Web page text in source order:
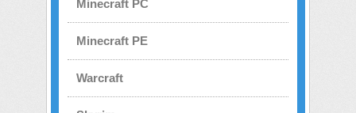
Minecraft PC
Minecraft PE
Warcraft